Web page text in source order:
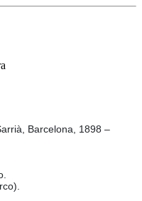
Barcelona, 1898 –